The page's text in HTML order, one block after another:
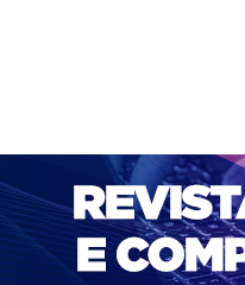
CADASTRO
REVISTAS DA UNIFACS
NOVA SUBMISSÃO